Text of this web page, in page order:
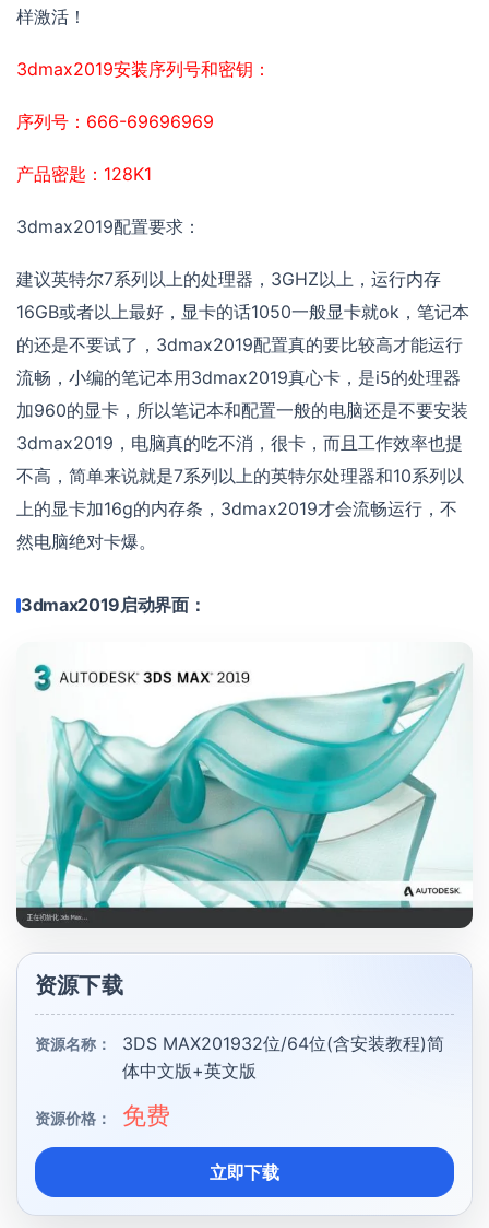
样激活！
3dmax2019安装序列号和密钥：
序列号：666-69696969
产品密匙：128K1
3dmax2019配置要求：
建议英特尔7系列以上的处理器，3GHZ以上，运行内存
16GB或者以上最好，显卡的话1050一般显卡就ok，笔记本
的还是不要试了，3dmax2019配置真的要比较高才能运行
流畅，小编的笔记本用3dmax2019真心卡，是i5的处理器
加960的显卡，所以笔记本和配置一般的电脑还是不要安装
3dmax2019，电脑真的吃不消，很卡，而且工作效率也提
不高，简单来说就是7系列以上的英特尔处理器和10系列以
上的显卡加16g的内存条，3dmax2019才会流畅运行，不
然电脑绝对卡爆。
3dmax2019启动界面：
资源下载
资源名称：
3DS MAX201932位/64位(含安装教程)简
体中文版+英文版
资源价格： 免费
立即下载